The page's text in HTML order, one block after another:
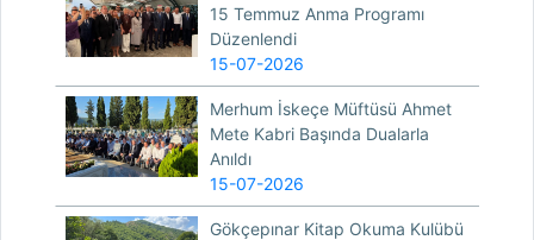
15 Temmuz Anma Programı
Düzenlendi
15-07-2026
Merhum İskeçe Müftüsü Ahmet
Mete Kabri Başında Dualarla
Anıldı
15-07-2026
Gökçepınar Kitap Okuma Kulübü